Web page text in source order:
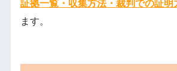
証拠一覧・収集方法・裁判での証明
ます。